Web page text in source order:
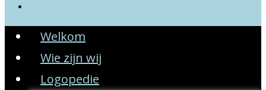
Welkom
Wie zijn wij
Logopedie